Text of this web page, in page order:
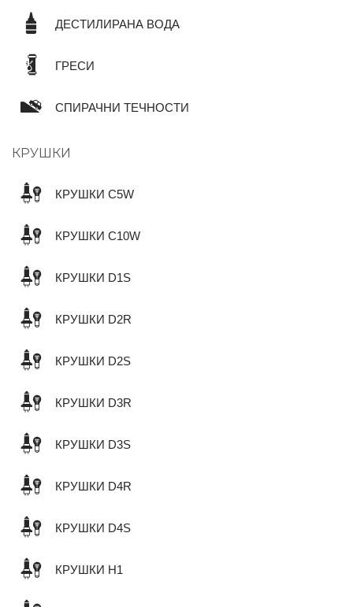
ДЕСТИЛИРАНА ВОДА
ГРЕСИ
СПИРАЧНИ ТЕЧНОСТИ
КРУШКИ
КРУШКИ C5W
КРУШКИ C10W
КРУШКИ D1S
КРУШКИ D2R
КРУШКИ D2S
КРУШКИ D3R
КРУШКИ D3S
КРУШКИ D4R
КРУШКИ D4S
КРУШКИ H1